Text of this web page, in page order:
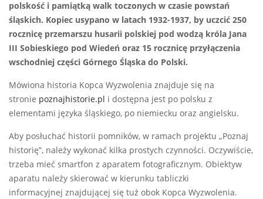
polskość i pamiątką walk toczonych w czasie powstań
śląskich. Kopiec usypano w latach 1932-1937, by uczcić 250
rocznicę przemarszu husarii polskiej pod wodzą króla Jana
III Sobieskiego pod Wiedeń oraz 15 rocznicę przyłączenia
wschodniej części Górnego Śląska do Polski.
Mówiona historia Kopca Wyzwolenia znajduje się na
stronie poznajhistorie.pl i dostępna jest po polsku z
elementami języka śląskiego, po niemiecku oraz angielsku.
Aby posłuchać historii pomników, w ramach projektu „Poznaj
historię”, należy wykonać kilka prostych czynności. Oczywiście,
trzeba mieć smartfon z aparatem fotograficznym. Obiektyw
aparatu należy skierować w kierunku tabliczki
informacyjnej znajdującej się tuż obok Kopca Wyzwolenia.